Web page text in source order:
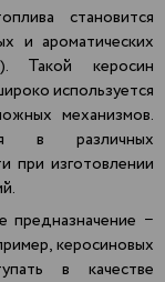
становится
и ароматических
Такой керосин
используется
механизмов.
в различных
при изготовлении
предназначение −
керосиновых
в качестве